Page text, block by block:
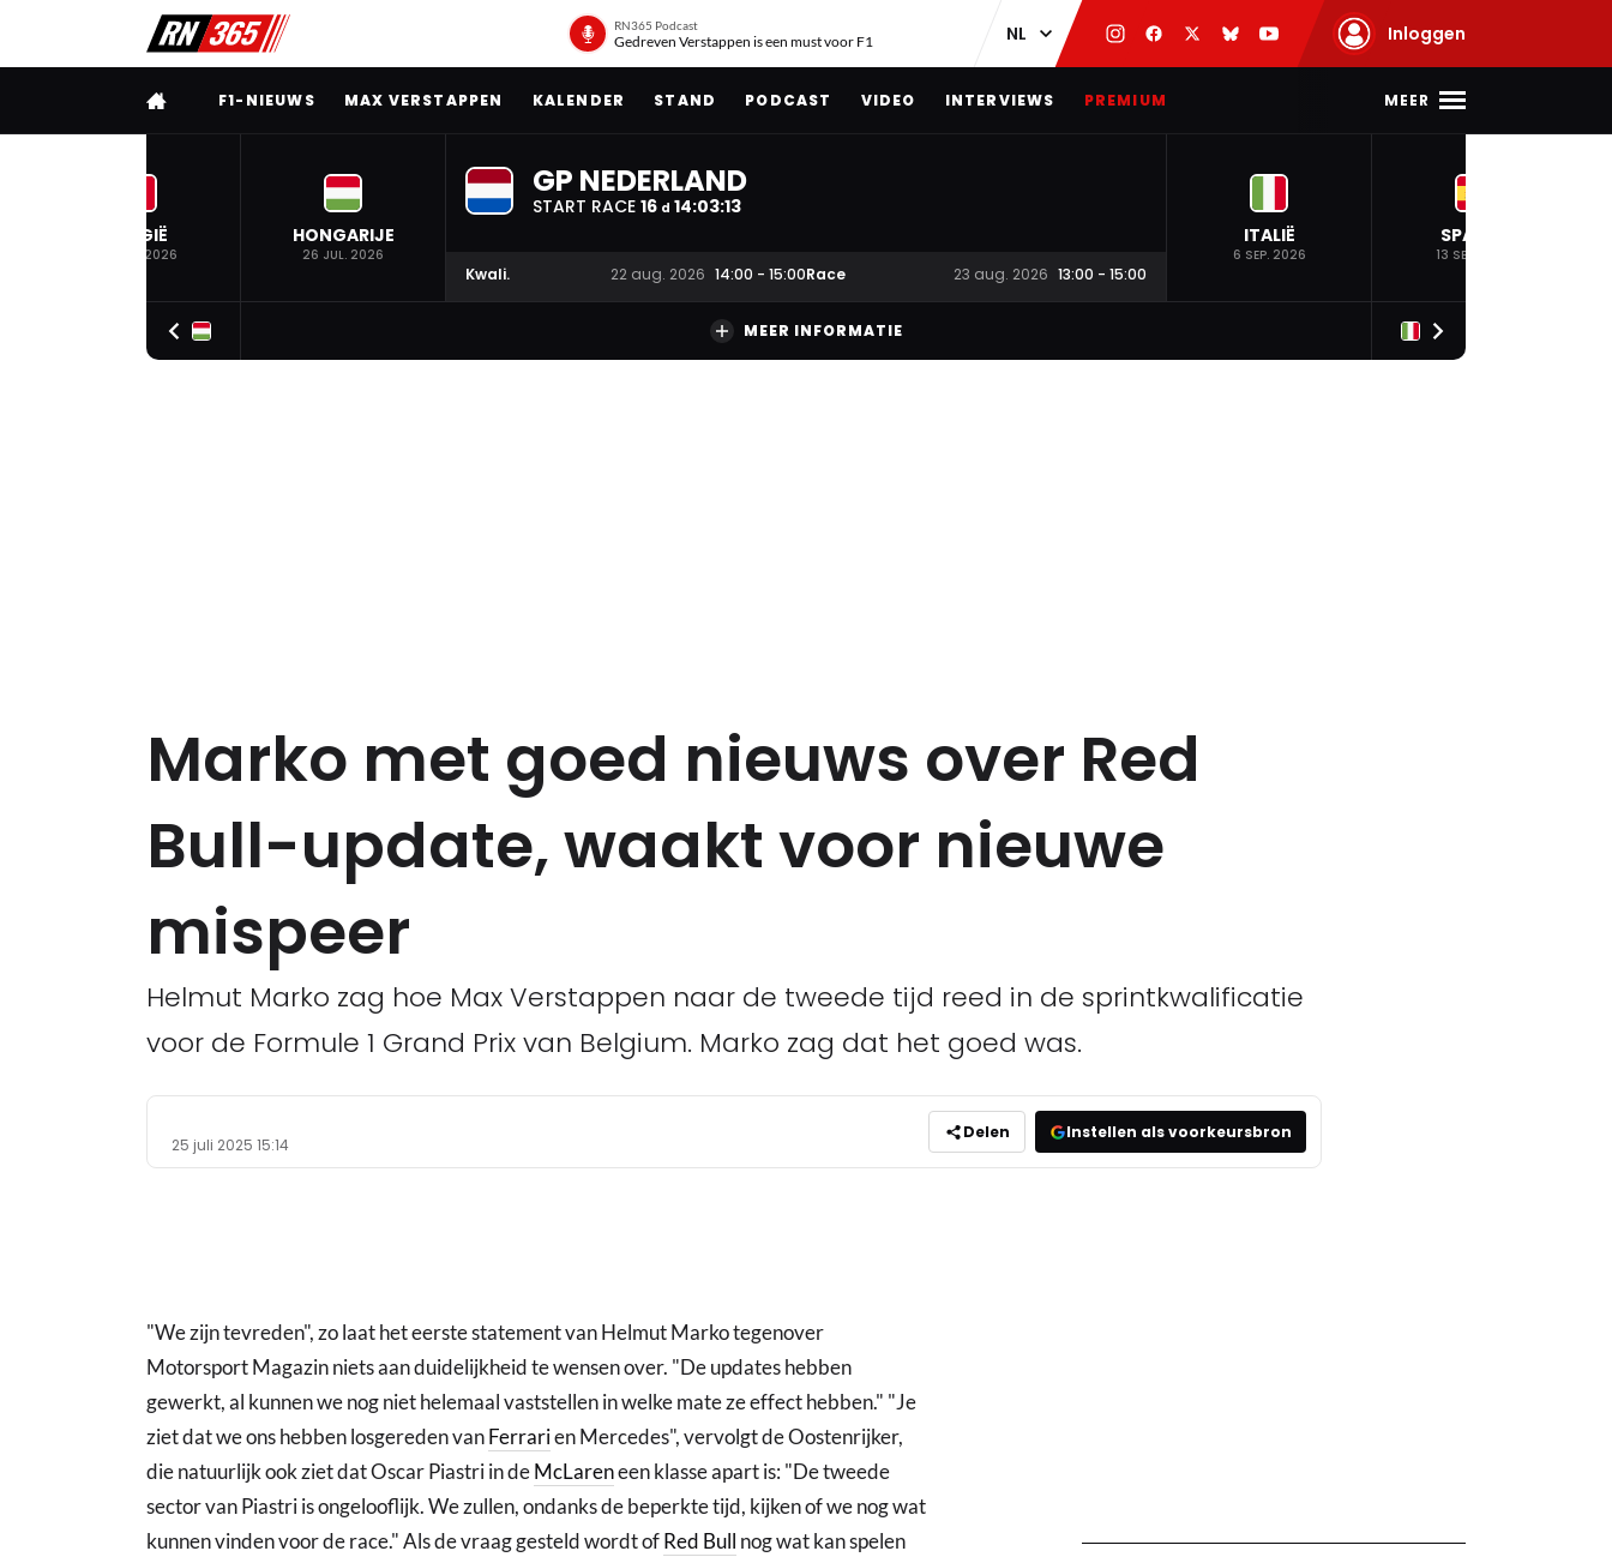
RN365 Podcast
Gedreven Verstappen is een must voor F1 Inloggen
VOLLEDIG MENU
F1-NIEUWS MAX VERSTAPPEN KALENDER STAND PODCAST VIDEO INTERVIEWS PREMIUM MEER
BELGIË
19 JUL. 2026
HONGARIJE
26 JUL. 2026
GP NEDERLAND
START RACE 16 d 14:03:12
Kwali. 22 aug. 2026 14:00 - 15:00Race 23 aug. 2026 13:00 - 15:00
ITALIË
6 SEP. 2026
SPANJE
13 SEP. 2026
MEER INFORMATIE
Marko met goed nieuws over Red
Bull-update, waakt voor nieuwe
mispeer
Helmut Marko zag hoe Max Verstappen naar de tweede tijd reed in de sprintkwalificatie
voor de Formule 1 Grand Prix van Belgium. Marko zag dat het goed was.
25 juli 2025 15:14
Delen Instellen als voorkeursbron
"We zijn tevreden", zo laat het eerste statement van Helmut Marko tegenover
Motorsport Magazin niets aan duidelijkheid te wensen over. "De updates hebben
gewerkt, al kunnen we nog niet helemaal vaststellen in welke mate ze effect hebben." "Je
ziet dat we ons hebben losgereden vanFerrarien Mercedes", vervolgt de Oostenrijker,
die natuurlijk ook ziet dat Oscar Piastri in deMcLareneen klasse apart is: "De tweede
sector van Piastri is ongelooflijk. We zullen, ondanks de beperkte tijd, kijken of we nog wat
kunnen vinden voor de race." Als de vraag gesteld wordt ofRed Bull nog wat kan spelen